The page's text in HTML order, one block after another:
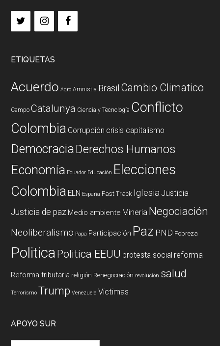
ETIQUETAS
Acuerdo Agro Amnistia Brasil Cambio Climatico
Campo Catalunya Ciencia y Tecnología Conflicto
Colombia Corrupción crisis capitalismo
DemocraciaDerechos Humanos
Economía Ecuador Educación Elecciones
Colombia ELN España Fast Track Iglesia Justicia
Justicia de paz Medio ambiente Mineria Negociación
Neoliberalismo Papa Participación Paz PND Pobreza
PoliticaPolitica EEUU protesta social reforma
Reforma tributaria religión Renegociación revolucion salud
Terrorismo Trump Venezuela Victimas
APOYO SUR